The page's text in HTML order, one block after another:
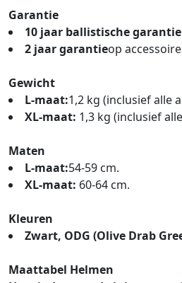
Garantie
10 jaar ballistische garantie
2 jaar garantieop
Gewicht
L-maat:1,2 kg (inclusief alle
XL-maat: 1,3 kg (inclusief
Maten
L-maat:54-59 cm.
XL-maat: 60-64 cm.
Kleuren
Zwart, ODG (Olive Drab
Maattabel Helmen